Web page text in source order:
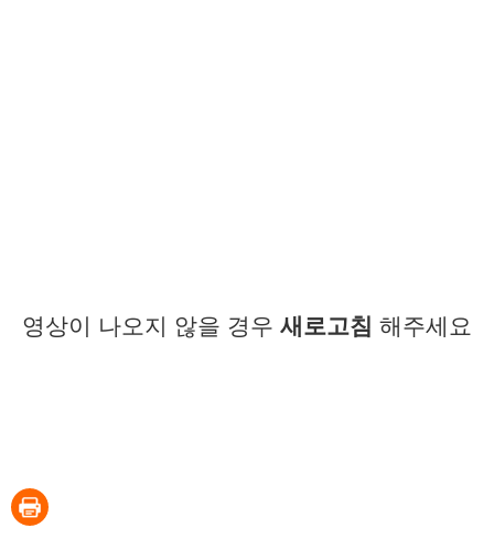
영상이 나오지 않을 경우 새로고침 해주세요